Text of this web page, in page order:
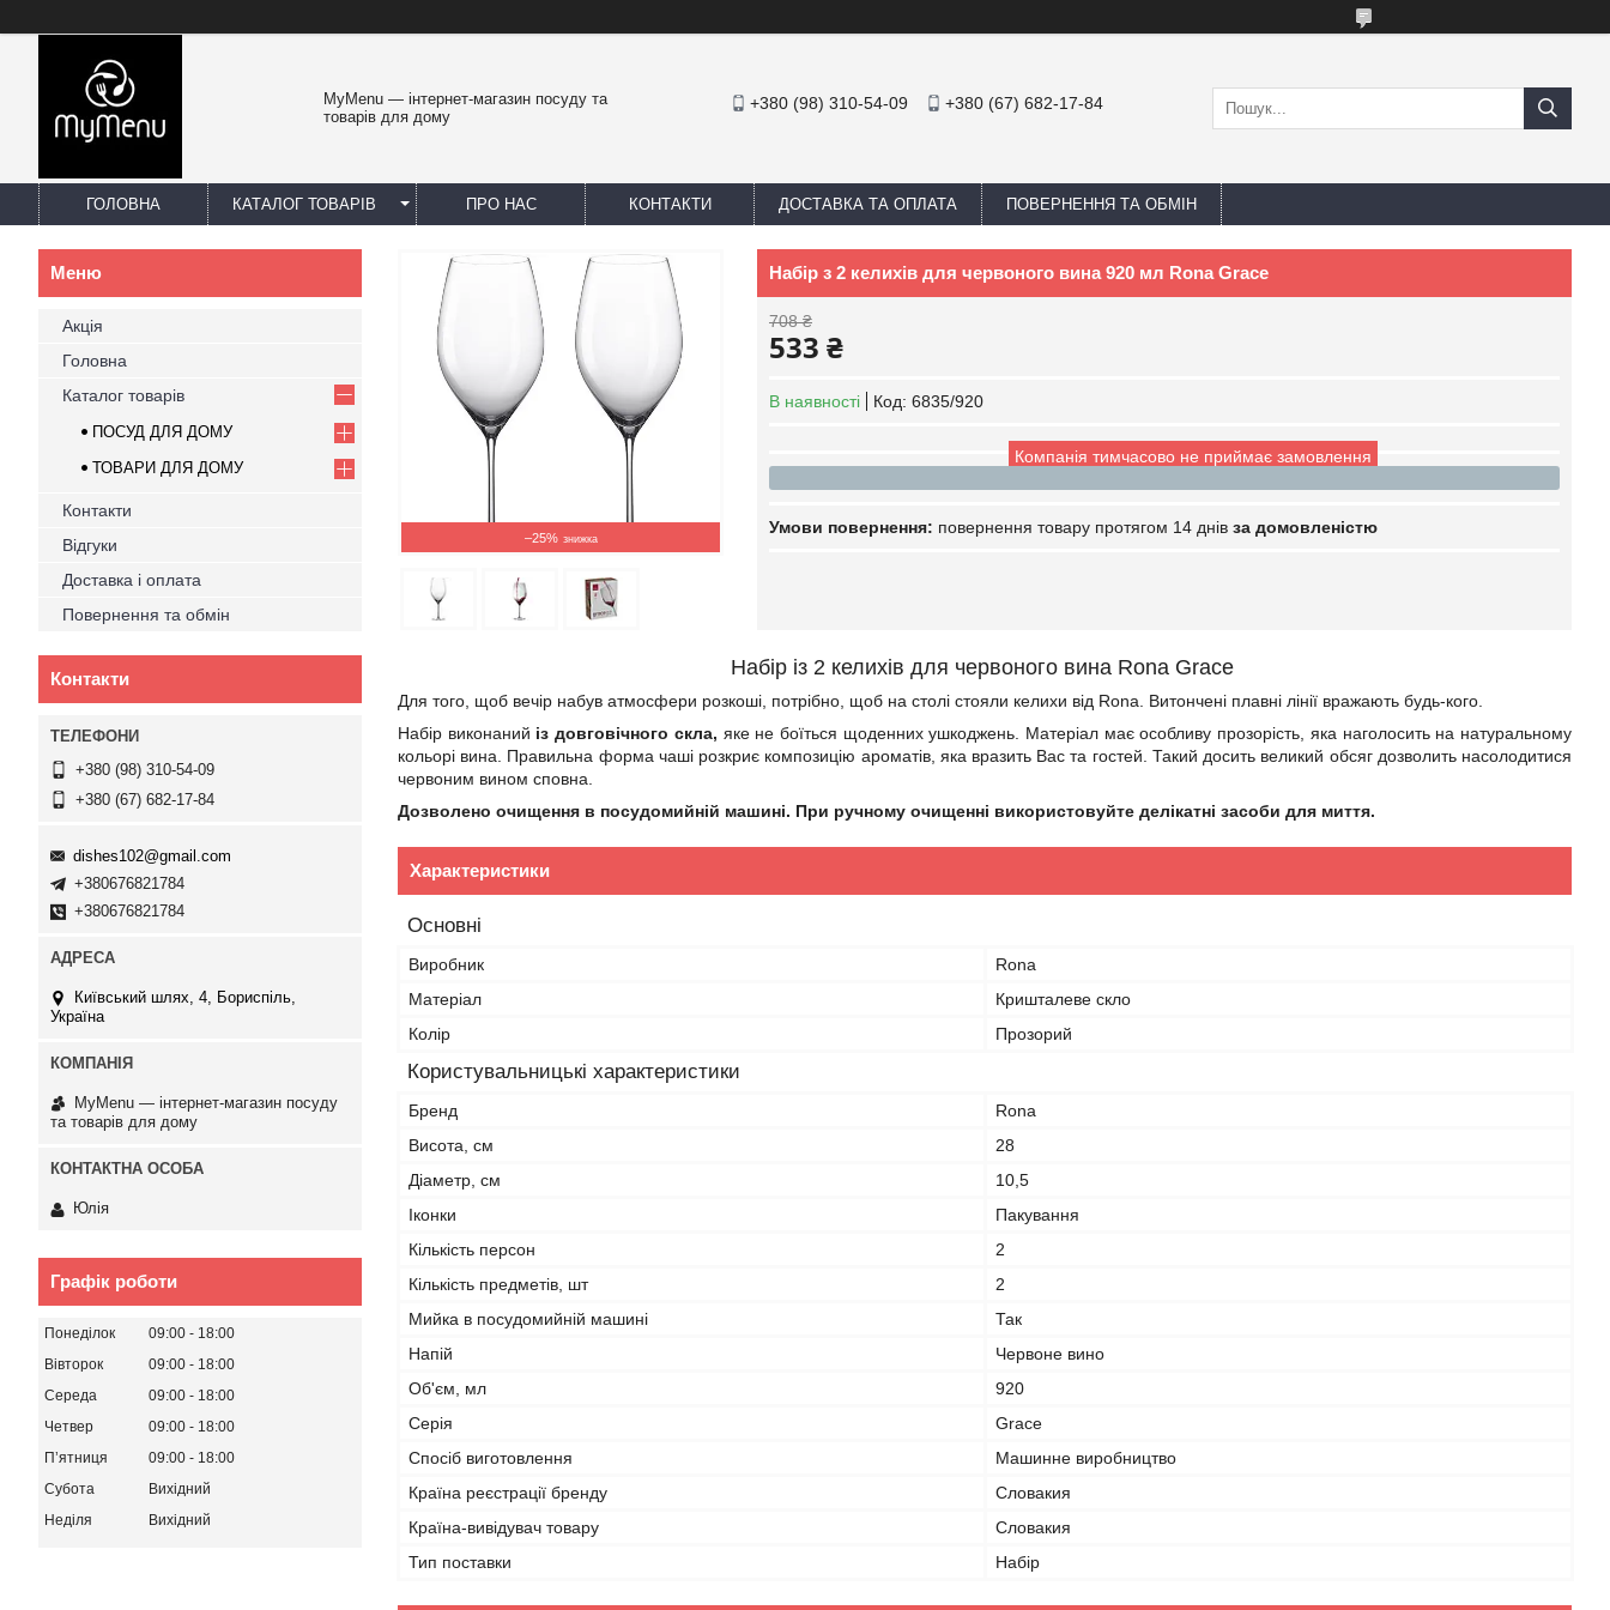
MyMenu — інтернет-магазин посуду та
товарів для дому
+380 (98) 310-54-09 +380 (67) 682-17-84
ГОЛОВНА КАТАЛОГ ТОВАРІВ ПРО НАС КОНТАКТИ ДОСТАВКА ТА ОПЛАТА ПОВЕРНЕННЯ ТА ОБМІН
–25%
Набір з 2 келихів для червоного вина 920 мл Rona Grace
708 ₴
533 ₴
В наявності Код: 6835/920
Компанія тимчасово не приймає замовлення
повернення товару протягом 14 днів за домовленістю
Набір із 2 келихів для червоного вина Rona Grace
Для того, щоб вечір набув атмосфери розкоші, потрібно, щоб на столі стояли келихи від Rona. Витончені плавні лінії вражають будь-кого.
Набір виконаний із довговічного скла, яке не боїться щоденних ушкоджень. Матеріал має особливу прозорість, яка наголосить на натуральному
кольорі вина. Правильна форма чаші розкриє композицію ароматів, яка вразить Вас та гостей. Такий досить великий обсяг дозволить насолодитися
червоним вином сповна.
Дозволено очищення в посудомийній машині. При ручному очищенні використовуйте делікатні засоби для миття.
Характеристики
Основні
Виробник
Rona
Матеріал
Кришталеве скло
Колір
Прозорий
Користувальницькі характеристики
Бренд
Rona
Висота, см
28
Діаметр, см
10,5
Іконки
Пакування
Кількість персон
2
Кількість предметів, шт
2
Мийка в посудомийній машині
Так
Напій
Червоне вино
Об'єм, мл
920
Серія
Grace
Спосіб виготовлення
Машинне виробництво
Країна реєстрації бренду
Словакия
Країна-вивідувач товару
Словакия
Тип поставки
Набір
Акція
Головна
Каталог товарів
ПОСУД ДЛЯ ДОМУ
ТОВАРИ ДЛЯ ДОМУ
Контакти
Відгуки
Доставка і оплата
Повернення та обмін
Контакти
+380 (98) 310-54-09
+380 (67) 682-17-84
dishes102@gmail.com
+380676821784
+380676821784
Київський шлях, 4, Бориспіль,
Україна
MyMenu — інтернет-магазин посуду
та товарів для дому
Юлія
Графік роботи
Понеділок 09:00
18:00
Вівторок
09:00
18:00
Середа
09:00
18:00
Четвер
09:00
18:00
Пʼятниця
09:00
18:00
Субота
Вихідний
Неділя
Вихідний